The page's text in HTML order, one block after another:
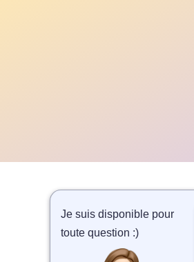
Je suis disponible pour
toute question :)